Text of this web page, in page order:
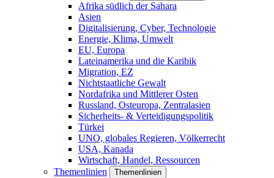
Afrika südlich der Sahara
Asien
Digitalisierung, Cyber, Technologie
Energie, Klima, Umwelt
EU, Europa
Lateinamerika und die Karibik
Migration, EZ
Nichtstaatliche Gewalt
Nordafrika und Mittlerer Osten
Russland, Osteuropa, Zentralasien
Sicherheits- & Verteidigungspolitik
Türkei
UNO, globales Regieren, Völkerrecht
USA, Kanada
Wirtschaft, Handel, Ressourcen
Themenlinien
Themenlinien